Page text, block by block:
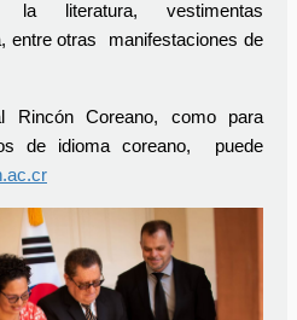
la literatura, vestimentas
entre otras manifestaciones de
Rincón Coreano, como para
de idioma coreano, puede